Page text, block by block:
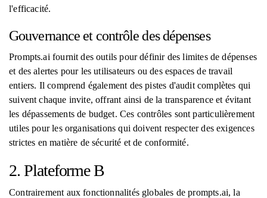
l'efficacité.
Gouvernance et contrôle des dépenses
Prompts.ai fournit des outils pour définir des limites de dépenses
et des alertes pour les utilisateurs ou des espaces de travail
entiers. Il comprend également des pistes d'audit complètes qui
suivent chaque invite, offrant ainsi de la transparence et évitant
les dépassements de budget. Ces contrôles sont particulièrement
utiles pour les organisations qui doivent respecter des exigences
strictes en matière de sécurité et de conformité.
2. Plateforme B
Contrairement aux fonctionnalités globales de prompts.ai, la